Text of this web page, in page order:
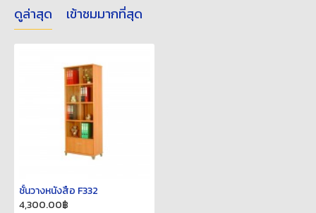
ดูล่าสุด เข้าชมมากที่สุด
ชั้นวางหนังสือ F332
4,300.00฿